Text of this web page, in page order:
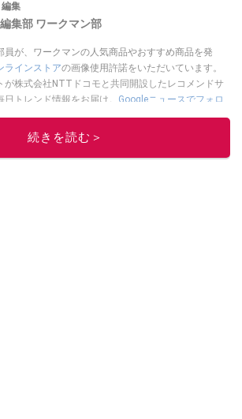
集
集部 ワークマン部
員が、ワークマンの人気商品やおすすめ商品を発
ラインストアの画像使用許諾をいただいています。
が株式会社NTTドコモと共同開設したレコメンドサ
トレンド情報をお届け。 Googleニュースでフォロ
このイチオシストの他の記事を読む
続きを読む＞